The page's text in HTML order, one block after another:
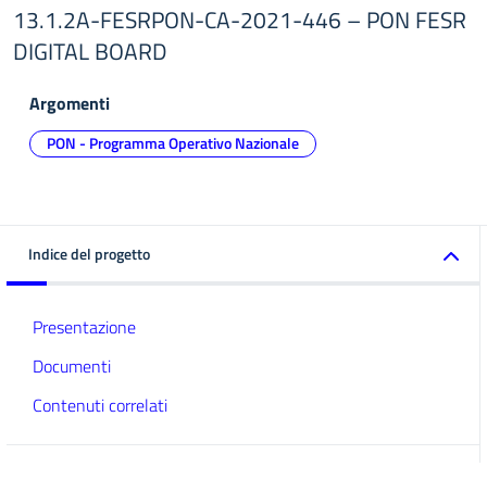
13.1.2A-FESRPON-CA-2021-446 – PON FESR
DIGITAL BOARD
Argomenti
PON - Programma Operativo Nazionale
Indice del progetto
Presentazione
Documenti
Contenuti correlati